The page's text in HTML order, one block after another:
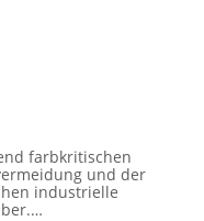
farbkritischen
und der
industrielle